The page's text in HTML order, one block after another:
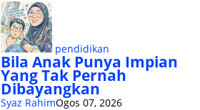
pendidikan
Bila Anak Punya Impian
Yang Tak Pernah
Dibayangkan
Syaz RahimOgos 07, 2026